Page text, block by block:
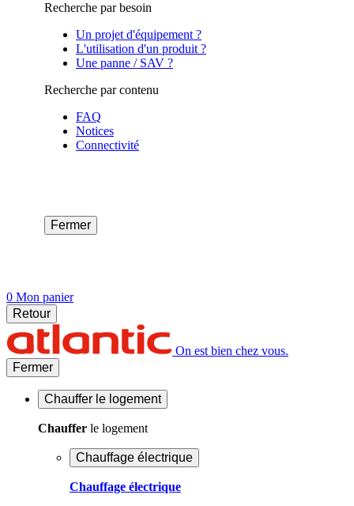
Recherche par besoin
Un projet d'équipement ?
L'utilisation d'un produit ?
Une panne / SAV ?
Recherche par contenu
FAQ
Notices
Connectivité
Fermer
0 Mon panier
Retour
On est bien chez vous.
Fermer
Chauffer le logement
Chauffer le logement
Chauffage électrique
Chauffage électrique